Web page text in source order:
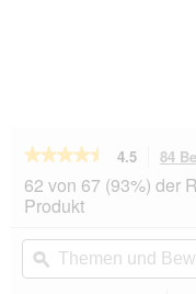
★★★★★
★★★★★
von
5
lesen
für
4.5 84
62 von 67 (93%) der
Produkt
Themen
und
Bewertungen
ϙ